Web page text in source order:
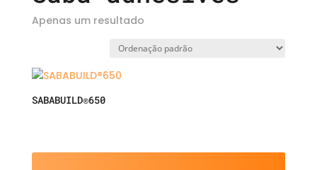
Apenas um resultado
SABABUILD®650